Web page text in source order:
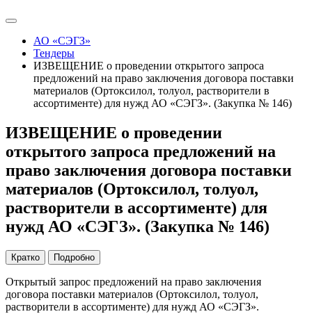
АО «СЭГЗ»
Тендеры
ИЗВЕЩЕНИЕ о проведении открытого запроса
предложений на право заключения договора поставки
материалов (Ортоксилол, толуол, растворители в
ассортименте) для нужд АО «СЭГЗ». (Закупка № 146)
ИЗВЕЩЕНИЕ о проведении
открытого запроса предложений на
право заключения договора поставки
материалов (Ортоксилол, толуол,
растворители в ассортименте) для
нужд АО «СЭГЗ». (Закупка № 146)
Кратко Подробно
Открытый запрос предложений на право заключения
договора поставки материалов (Ортоксилол, толуол,
растворители в ассортименте) для нужд АО «СЭГЗ».